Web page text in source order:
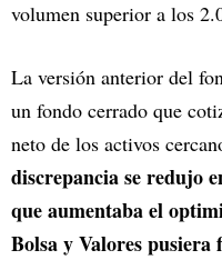
volumen superior a los
La versión anterior del
un fondo cerrado que
neto de los activos
discrepancia se redujo
que aumentaba el
Bolsa y Valores pusiera